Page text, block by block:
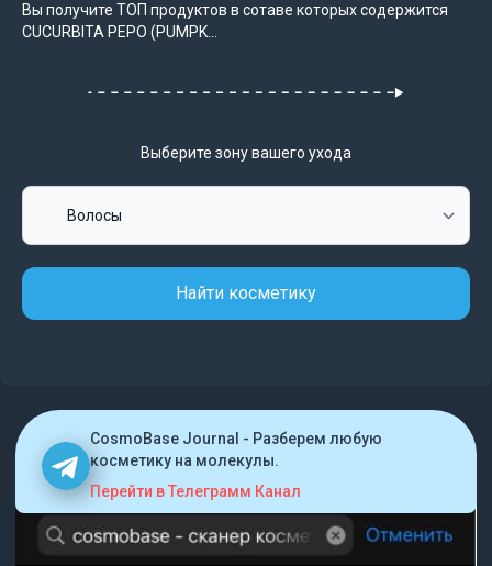
Вы получите ТОП продуктов в сотаве которых содержится
CUCURBITA PEPO (PUMPK...
Выберите зону вашего ухода
Найти косметику
CosmoBase Journal - Разберем любую
косметику на молекулы.
Перейти в Телеграмм Канал